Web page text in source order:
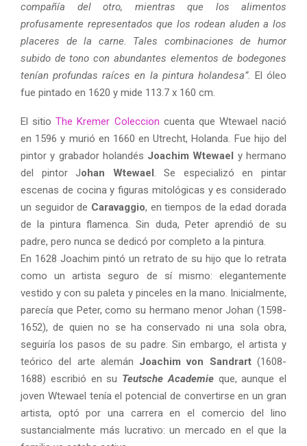
compañía del otro, mientras que los alimentos
profusamente representados que los rodean aluden a los
placeres de la carne. Tales combinaciones de humor
subido de tono con abundantes elementos de bodegones
tenían profundas raíces en la pintura holandesa”. El óleo
fue pintado en 1620 y mide 113.7 x 160 cm.
El sitioThe Kremer Coleccion cuenta que Wtewael nació
en 1596 y murió en 1660 en Utrecht, Holanda. Fue hijo del
pintor y grabador holandés Joachim Wtewael y hermano
del pintor Johan Wtewael. Se especializó en pintar
escenas de cocina y figuras mitológicas y es considerado
un seguidor de Caravaggio, en tiempos de la edad dorada
de la pintura flamenca. Sin duda, Peter aprendió de su
padre, pero nunca se dedicó por completo a la pintura.
En 1628 Joachim pintó un retrato de su hijo que lo retrata
como un artista seguro de sí mismo: elegantemente
vestido y con su paleta y pinceles en la mano. Inicialmente,
parecía que Peter, como su hermano menor Johan (1598-
1652), de quien no se ha conservado ni una sola obra,
seguiría los pasos de su padre. Sin embargo, el artista y
teórico del arte alemán Joachim von Sandrart(1608-
1688) escribió en su Teutsche Academie que, aunque el
joven Wtewael tenía el potencial de convertirse en un gran
artista, optó por una carrera en el comercio del lino
sustancialmente más lucrativo: un mercado en el que la